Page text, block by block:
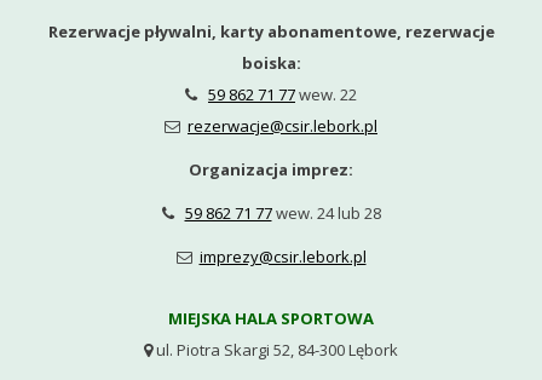
Rezerwacje pływalni, karty abonamentowe, rezerwacje
boiska:
 59 862 71 77wew. 22
 rezerwacje@csir.lebork.pl
Organizacja imprez:
 59 862 71 77wew. 24 lub 28
 imprezy@csir.lebork.pl
MIEJSKA HALA SPORTOWA
ul. Piotra Skargi 52, 84-300 Lębork